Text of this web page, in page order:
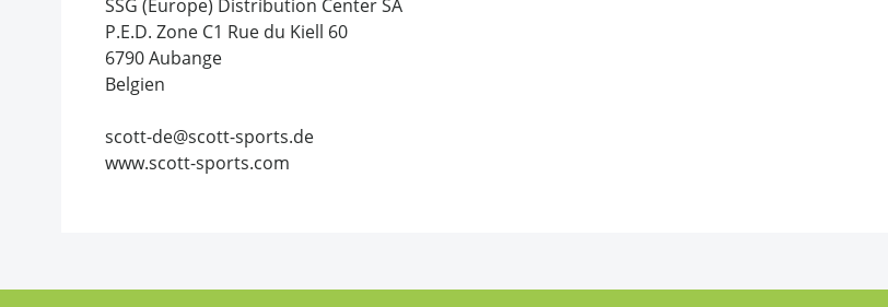
SSG (Europe) Distribution Center SA
P.E.D. Zone C1 Rue du Kiell 60
6790 Aubange
Belgien
scott-de@scott-sports.de
www.scott-sports.com